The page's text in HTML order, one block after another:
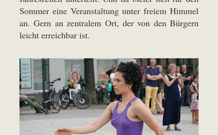
Sommer eine Veranstaltung unter freiem Himmel
an. Gern an zentralem Ort, der von den Bürgern
leicht erreichbar ist.